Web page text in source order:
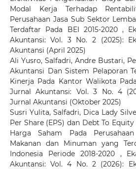
Modal Kerja Terhadap
Perusahaan Jasa Sub Sektor
Terdaftar Pada BEI 2015-2020,
Akuntansi: Vol. 3 No. 2 (2025):
Akuntansi (April 2025)
Ali Yusro, Salfadri, Andre Bustari,
Akuntansi Dan Sistem Pelaporan
Kinerja Pada Kantor Walikota
Jurnal Akuntansi: Vol. 3 No. 4
Jurnal Akuntansi (Oktober 2025)
Susri Yulita, Salfadri, Dica Lady
Per Share (EPS) dan Debt To
Harga Saham Pada
Makanan dan Minuman yang
Indonesia Periode 2018-2020 ,
Akuntansi: Vol. 4 No. 2 (2026):